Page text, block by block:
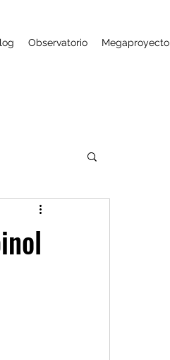
Observatorio Megaproyecto